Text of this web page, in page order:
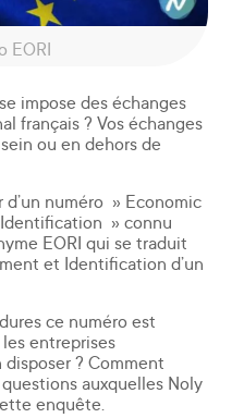
EORI
impose des échanges
français ? Vos échanges
ou en dehors de
numéro » Economic
» connu
EORI qui se traduit
et Identification d’un
ce numéro est
entreprises
? Comment
auxquelles Noly
enquête.